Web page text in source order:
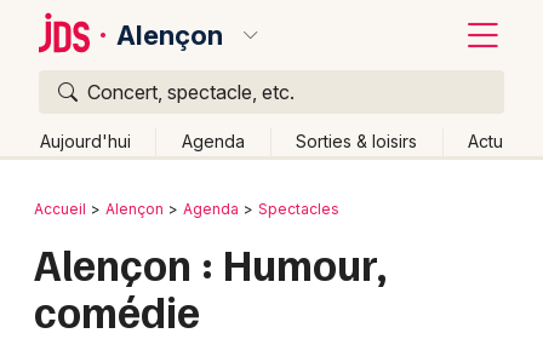
Alençon
Concert, spectacle, etc.
Aujourd'hui Agenda Sorties & loisirs Actu
Publier un événement
Bordeaux
Colmar
Retour
Accueil Alençon Agenda Spectacles
Alençon : Humour,
comédie
Quoi ?
Où ?
Partout
Près de moi Changer de lieu
Quand ?